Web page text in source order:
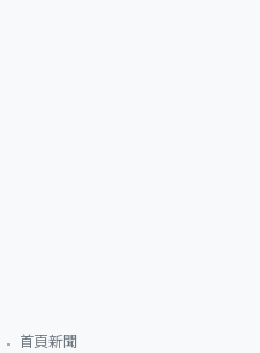
首頁新聞